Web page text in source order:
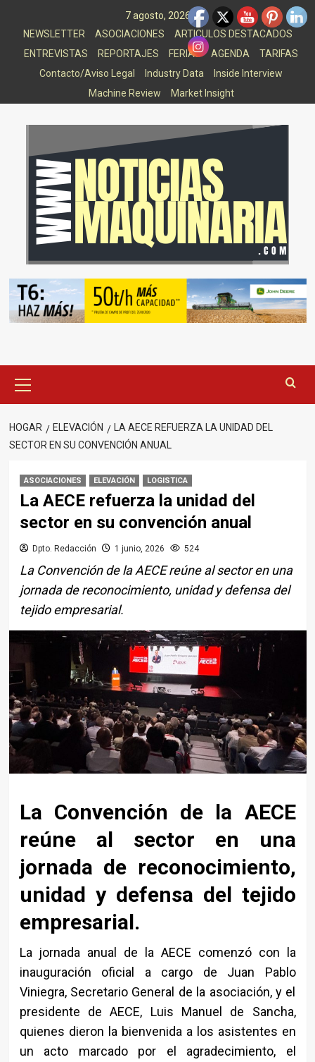
7 agosto, 2026
NEWSLETTER
ASOCIACIONES
ARTICULOS DESTACADOS
ENTREVISTAS
REPORTAJES FERIAS AGENDA
TARIFAS
Contacto/Aviso Legal
Industry Data
Inside Interview
Machine Review
Market Insight
principal
HOGAR ELEVACIÓN
LA AECE REFUERZA LA UNIDAD DEL
SECTOR EN SU CONVENCIÓN ANUAL
ASOCIACIONES ELEVACIÓN LOGISTICA
La AECE refuerza la unidad del
sector en su convención anual
Dpto. Redacción 1 junio, 2026 524
La Convención de la AECE reúne al sector en una
jornada de reconocimiento, unidad y defensa del
tejido empresarial.
La Convención de la AECE
reúne al sector en una
jornada de reconocimiento,
unidad y defensa del tejido
empresarial.
La jornada anual de la AECE comenzó con la
inauguración oficial a cargo de Juan Pablo
Viniegra, Secretario General de la asociación, y el
presidente de AECE, Luis Manuel de Sancha,
quienes dieron la bienvenida a los asistentes en
un acto marcado por el agradecimiento, el